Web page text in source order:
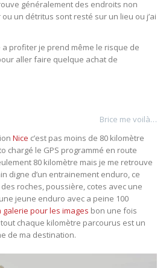
généralement des endroits non
un détritus sont resté sur un lieu ou j’ai
a profiter je prend même le risque de
aller faire quelque achat de
Brice me voilà…
Nice c’est pas moins de 80 kilomètre
chargé le GPS programmé en route
80 kilomètre mais je me retrouve
digne d’un entrainement enduro, ce
roches, poussière, cotes avec une
jeune enduro avec a peine 100
pour les images bon une fois
chaque kilomètre parcourus est un
de ma destination.